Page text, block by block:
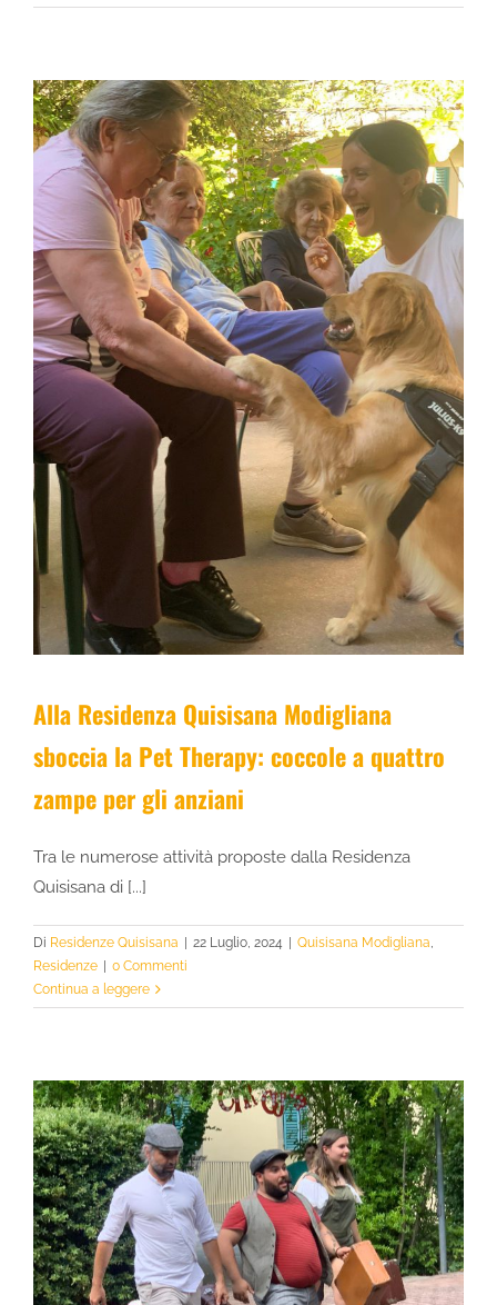
Alla Residenza Quisisana Modigliana
sboccia la Pet Therapy: coccole a quattro
zampe per gli anziani
Tra le numerose attività proposte dalla Residenza
Quisisana di [...]
Di Residenze Quisisana 22 Luglio, 2024 Quisisana Modigliana,
Residenze
0 Commenti
Continua a leggere